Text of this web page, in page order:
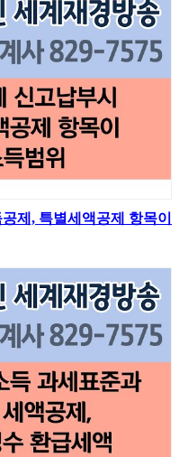
제, 특별세액공제 항목이